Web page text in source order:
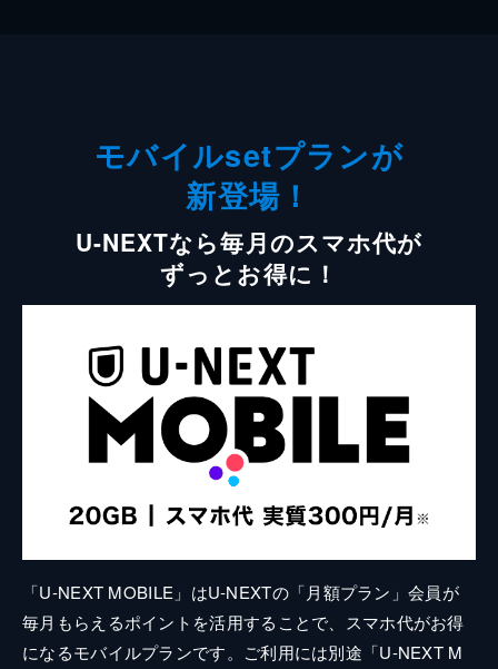
モバイルsetプランが
新登場！
U-NEXTなら毎月のスマホ代が
ずっとお得に！
「U-NEXT MOBILE」はU-NEXTの「月額プラン」会員が
毎月もらえるポイントを活用することで、スマホ代がお得
になるモバイルプランです。ご利用には別途「U-NEXT M